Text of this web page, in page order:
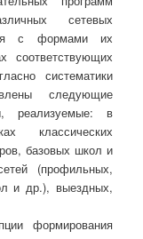
сетевых
с формами их
соответствующих
систематики
следующие
реализуемые: в
классических
базовых школ и
(профильных,
и др.), выездных,
формирования